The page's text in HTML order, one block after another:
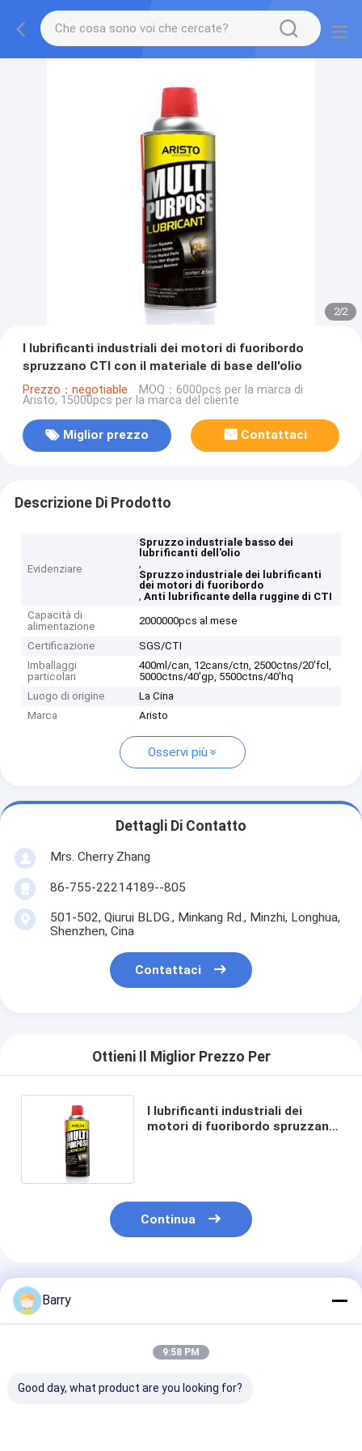
2/2
I lubrificanti industriali dei motori di fuoribordo
spruzzano CTI con il materiale di base dell'olio
Prezzo：negotiable MOQ：6000pcs per la marca di
Aristo, 15000pcs per la marca del cliente
Miglior prezzo Contattaci
Descrizione Di Prodotto
Evidenziare
Spruzzo industriale basso dei
lubrificanti dell'olio
,
Spruzzo industriale dei lubrificanti
dei motori di fuoribordo
,Anti lubrificante della ruggine di CTI
Capacità di
alimentazione
2000000pcs al mese
Certificazione
SGS/CTI
Imballaggi
particolari
400ml/can, 12cans/ctn, 2500ctns/20'fcl,
5000ctns/40'gp, 5500ctns/40'hq
Luogo di origine
La Cina
Marca
Aristo
Osservi più
Dettagli Di Contatto
Mrs. Cherry Zhang
86-755-22214189--805
501-502, Qiurui BLDG., Minkang Rd., Minzhi, Longhua,
Shenzhen, Cina
Contattaci
Ottieni Il Miglior Prezzo Per
I lubrificanti industriali dei
motori di fuoribordo spruzzano
Continua
Prodotti Raccomandati
Barry
9:58 PM
Good day, what product are you looking for?